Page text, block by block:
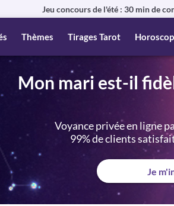
Jeu concours de l'été : 30 min de
Thèmes Tirages Tarot
Mon mari est-il
Voyance privée en ligne
99% de clients
Je